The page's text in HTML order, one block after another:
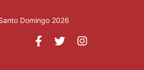
Domingo 2026